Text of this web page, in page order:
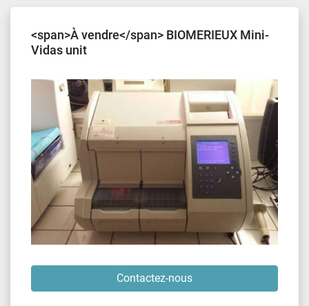
<span>À vendre</span> BIOMERIEUX Mini-
Vidas unit
Contactez-nous